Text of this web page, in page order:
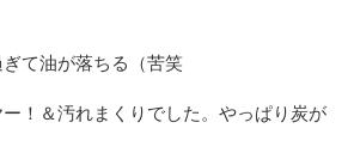
て油が落ちる（苦笑
！＆汚れまくりでした。やっぱり炭が